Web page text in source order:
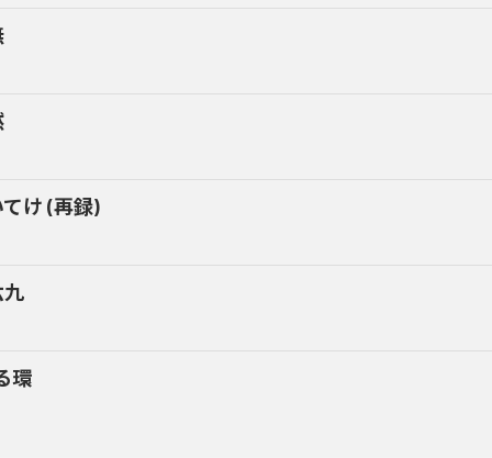
け (再録)
九
環